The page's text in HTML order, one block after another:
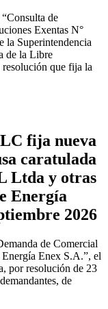
de
Exentas N°
la Superintendencia
de la Libre
que fija la
fija nueva
caratulada
Ltda y otras
Energía
2026
de Comercial
Enex S.A.”, el
por resolución de 23
de